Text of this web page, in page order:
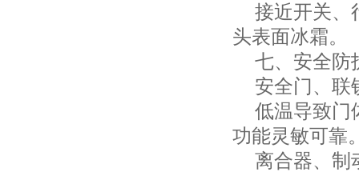
接近开关、
头表面冰霜。
七、安全防
安全门、联
低温导致门
功能灵敏可靠
离合器、制